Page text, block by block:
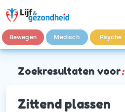
Bewegen Medisch Psyche
Zoekresultaten voor:
Zittend plassen